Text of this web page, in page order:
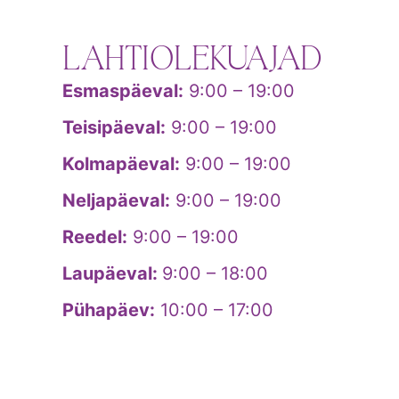
LAHTIOLEKUAJAD
Esmaspäeval: 9:00 – 19:00
Teisipäeval: 9:00 – 19:00
Kolmapäeval: 9:00 – 19:00
Neljapäeval: 9:00 – 19:00
Reedel: 9:00 – 19:00
Laupäeval: 9:00 – 18:00
Pühapäev: 10:00 – 17:00